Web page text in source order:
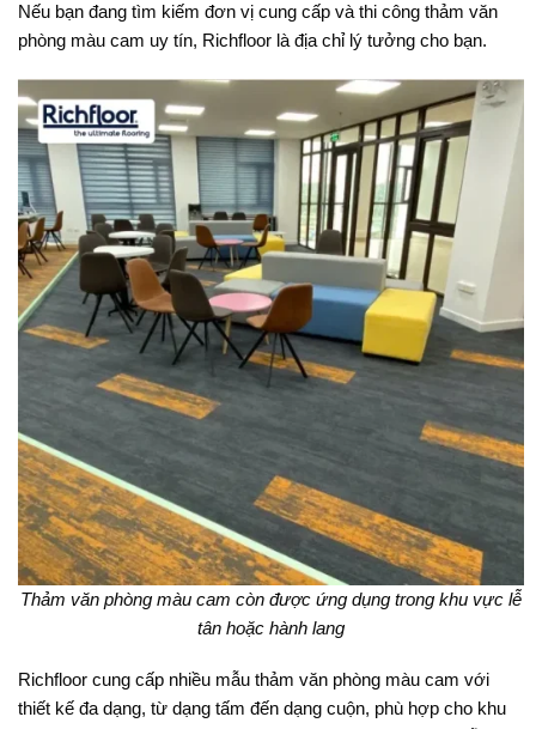
Nếu bạn đang tìm kiếm đơn vị cung cấp và thi công thảm văn
phòng màu cam uy tín, Richfloor là địa chỉ lý tưởng cho bạn.
Thảm văn phòng màu cam còn được ứng dụng trong khu vực lễ
tân hoặc hành lang
Richfloor cung cấp nhiều mẫu thảm văn phòng màu cam với
thiết kế đa dạng, từ dạng tấm đến dạng cuộn, phù hợp cho khu